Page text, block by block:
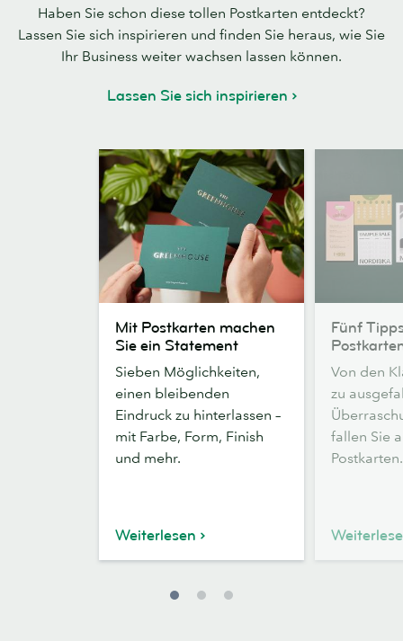
Haben Sie schon diese tollen Postkarten entdeckt?
Lassen Sie sich inspirieren und finden Sie heraus, wie Sie
Ihr Business weiter wachsen lassen können.
Lassen Sie sich inspirieren
Postkarten
machen
Sie
ein
Statement
Mit Postkarten machen
Sie ein Statement
Sieben Möglichkeiten,
einen bleibenden
Eindruck zu hinterlassen –
mit Farbe, Form, Finish
und mehr.
Weiterlesen
Tipps
Postkarten
Fünf
Von den
zu
fallen Sie
Postkarten.